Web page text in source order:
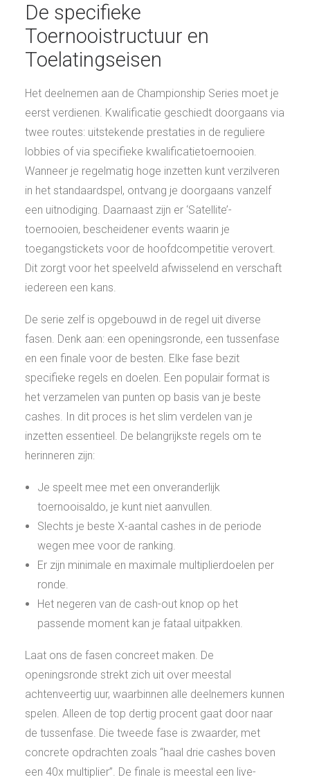
De specifieke
Toernooistructuur en
Toelatingseisen
Het deelnemen aan de Championship Series moet je
eerst verdienen. Kwalificatie geschiedt doorgaans via
twee routes: uitstekende prestaties in de reguliere
lobbies of via specifieke kwalificatietoernooien.
Wanneer je regelmatig hoge inzetten kunt verzilveren
in het standaardspel, ontvang je doorgaans vanzelf
een uitnodiging. Daarnaast zijn er ‘Satellite’-
toernooien, bescheidener events waarin je
toegangstickets voor de hoofdcompetitie verovert.
Dit zorgt voor het speelveld afwisselend en verschaft
iedereen een kans.
De serie zelf is opgebouwd in de regel uit diverse
fasen. Denk aan: een openingsronde, een tussenfase
en een finale voor de besten. Elke fase bezit
specifieke regels en doelen. Een populair format is
het verzamelen van punten op basis van je beste
cashes. In dit proces is het slim verdelen van je
inzetten essentieel. De belangrijkste regels om te
herinneren zijn:
Je speelt mee met een onveranderlijk
toernooisaldo, je kunt niet aanvullen.
Slechts je beste X-aantal cashes in de periode
wegen mee voor de ranking.
Er zijn minimale en maximale multiplierdoelen per
ronde.
Het negeren van de cash-out knop op het
passende moment kan je fataal uitpakken.
Laat ons de fasen concreet maken. De
openingsronde strekt zich uit over meestal
achtenveertig uur, waarbinnen alle deelnemers kunnen
spelen. Alleen de top dertig procent gaat door naar
de tussenfase. Die tweede fase is zwaarder, met
concrete opdrachten zoals “haal drie cashes boven
een 40x multiplier”. De finale is meestal een live-